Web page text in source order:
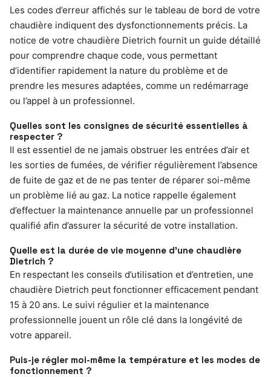
Les codes d’erreur affichés sur le tableau de bord de votre
chaudière indiquent des dysfonctionnements précis. La
notice de votre chaudière Dietrich fournit un guide détaillé
pour comprendre chaque code, vous permettant
d’identifier rapidement la nature du problème et de
prendre les mesures adaptées, comme un redémarrage
ou l’appel à un professionnel.
Quelles sont les consignes de sécurité essentielles à
respecter ?
Il est essentiel de ne jamais obstruer les entrées d’air et
les sorties de fumées, de vérifier régulièrement l’absence
de fuite de gaz et de ne pas tenter de réparer soi-même
un problème lié au gaz. La notice rappelle également
d’effectuer la maintenance annuelle par un professionnel
qualifié afin d’assurer la sécurité de votre installation.
Quelle est la durée de vie moyenne d’une chaudière
Dietrich ?
En respectant les conseils d’utilisation et d’entretien, une
chaudière Dietrich peut fonctionner efficacement pendant
15 à 20 ans. Le suivi régulier et la maintenance
professionnelle jouent un rôle clé dans la longévité de
votre appareil.
Puis-je régler moi-même la température et les modes de
fonctionnement ?